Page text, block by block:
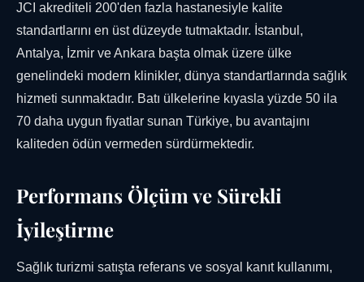
JCI akrediteli 200'den fazla hastanesiyle kalite
standartlarını en üst düzeyde tutmaktadır. İstanbul,
Antalya, İzmir ve Ankara başta olmak üzere ülke
genelindeki modern klinikler, dünya standartlarında sağlık
hizmeti sunmaktadır. Batı ülkelerine kıyasla yüzde 50 ila
70 daha uygun fiyatlar sunan Türkiye, bu avantajını
kaliteden ödün vermeden sürdürmektedir.
Performans Ölçüm ve Sürekli
İyileştirme
Sağlık turizmi satışta referans ve sosyal kanıt kullanımı,